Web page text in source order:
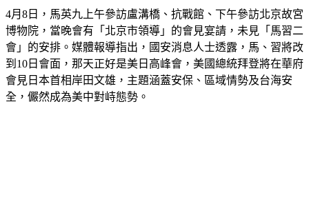
​4月8日，馬英九上午參訪盧溝橋、抗戰館、下午參訪北京故宮
博物院，當晚會有「北京市領導」的會見宴請，未見「馬習二
會」的安排。媒體報導指出，國安消息人士透露，馬、習將改
到10日會面，那天正好是美日高峰會，美國總統拜登將在華府
會見日本首相岸田文雄，主題涵蓋安保、區域情勢及台海安
全，儼然成為美中對峙態勢。